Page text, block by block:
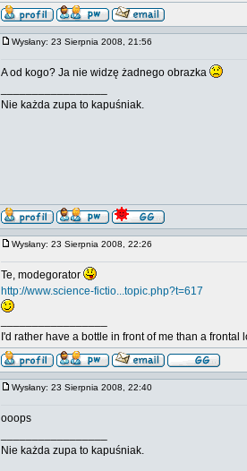
Wysłany: 23 Sierpnia 2008, 21:56
A od kogo? Ja nie widzę żadnego obrazka
Nie każda zupa to kapuśniak.
Wysłany: 23 Sierpnia 2008, 22:26
Te, modegorator
http://www.science-fictio...topic.php?t=617
I'd rather have a bottle in front of me than a frontal
Wysłany: 23 Sierpnia 2008, 22:40
ooops
Nie każda zupa to kapuśniak.